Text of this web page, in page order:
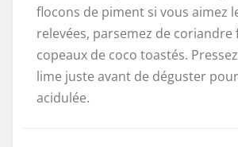
flocons de piment si vous aimez
relevées, parsemez de coriandre
copeaux de coco toastés.
lime juste avant de déguster
acidulée.